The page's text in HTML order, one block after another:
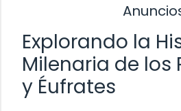
Explorando la
Milenaria de los
y Éufrates